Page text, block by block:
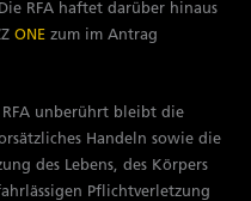
RFA haftet darüber hinaus
ONE zum im Antrag
unberührt bleibt die
Handeln sowie die
des Lebens, des Körpers
Pflichtverletzung